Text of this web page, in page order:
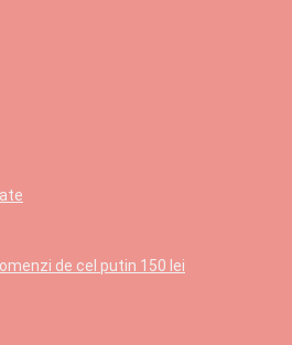
de cel putin 150 lei